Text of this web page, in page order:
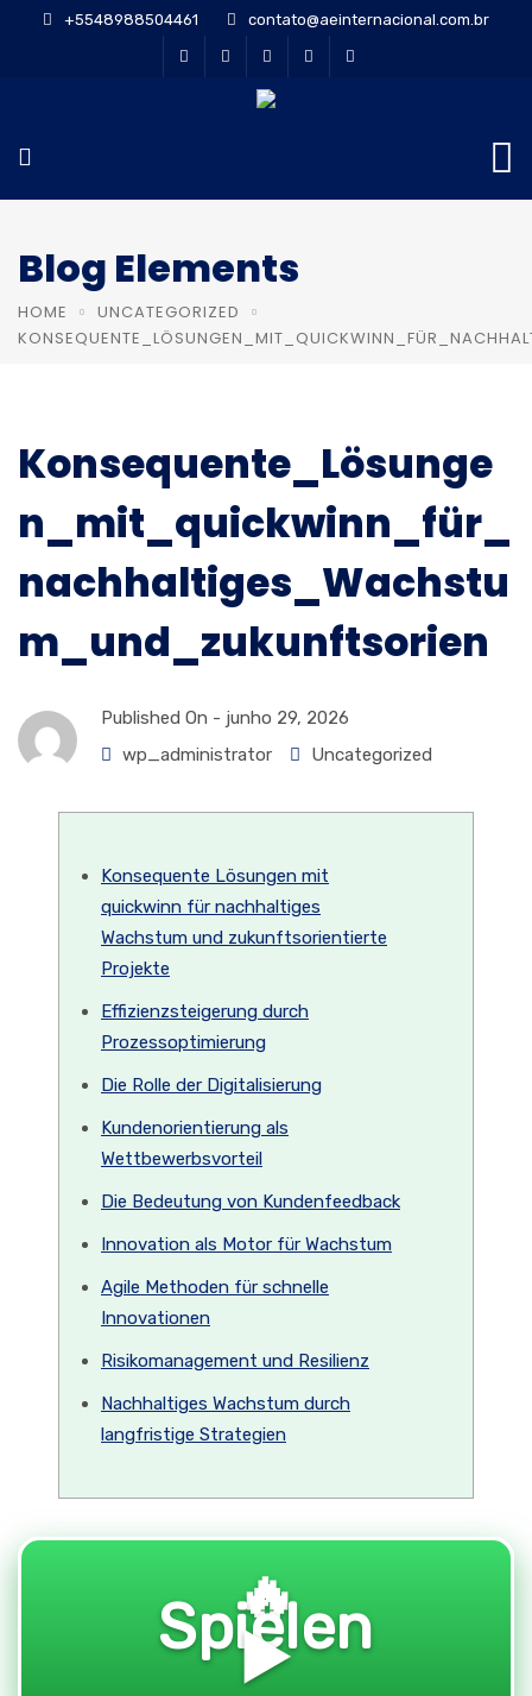
+5548988504461 contato@aeinternacional.com.br
Blog Elements
HOME
UNCATEGORIZED
Konsequente_Lösunge
n_mit_quickwinn_für_
nachhaltiges_Wachstu
m_und_zukunftsorien
Published On - junho 29, 2026
wp_administrator
Uncategorized
Konsequente Lösungen mit
quickwinn für nachhaltiges
Wachstum und zukunftsorientierte
Projekte
Effizienzsteigerung durch
Prozessoptimierung
Die Rolle der Digitalisierung
Kundenorientierung als
Wettbewerbsvorteil
Die Bedeutung von Kundenfeedback
Innovation als Motor für Wachstum
Agile Methoden für schnelle
Innovationen
Risikomanagement und Resilienz
Nachhaltiges Wachstum durch
langfristige Strategien
🔥
Spielen
▶️